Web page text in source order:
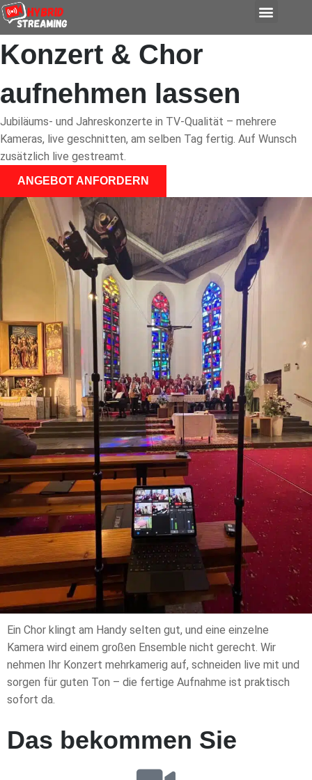
content
Konzert & Chor
aufnehmen lassen
Jubiläums- und Jahreskonzerte in TV-Qualität – mehrere
Kameras, live geschnitten, am selben Tag fertig. Auf Wunsch
zusätzlich live gestreamt.
ANGEBOT ANFORDERN
Ein Chor klingt am Handy selten gut, und eine einzelne
Kamera wird einem großen Ensemble nicht gerecht. Wir
nehmen Ihr Konzert mehrkamerig auf, schneiden live mit und
sorgen für guten Ton – die fertige Aufnahme ist praktisch
sofort da.
Das bekommen Sie